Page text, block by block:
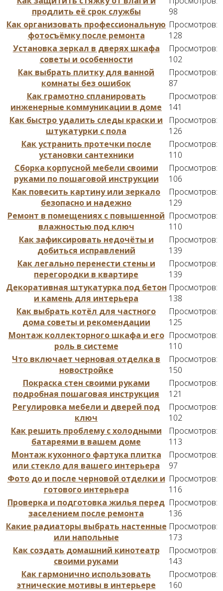
продлить её срок службы
98
Как организовать профессиональную
фотосъёмку после ремонта
Просмотров:
128
Установка зеркал в дверях шкафа
советы и особенности
Просмотров:
102
Как выбрать плитку для ванной
комнаты без ошибок
Просмотров:
87
Как грамотно спланировать
инженерные коммуникации в доме
Просмотров:
141
Как быстро удалить следы краски и
штукатурки с пола
Просмотров:
126
Как устранить протечки после
установки сантехники
Просмотров:
110
Сборка корпусной мебели своими
руками по пошаговой инструкции
Просмотров:
106
Как повесить картину или зеркало
безопасно и надежно
Просмотров:
129
Ремонт в помещениях с повышенной
влажностью под ключ
Просмотров:
110
Как зафиксировать недочёты и
добиться исправлений
Просмотров:
139
Как легально перенести стены и
перегородки в квартире
Просмотров:
139
Декоративная штукатурка под бетон
и камень для интерьера
Просмотров:
138
Как выбрать котёл для частного
дома советы и рекомендации
Просмотров:
125
Монтаж коллекторного шкафа и его
роль в системе
Просмотров:
110
Что включает черновая отделка в
новостройке
Просмотров:
150
Покраска стен своими руками
подробная пошаговая инструкция
Просмотров:
121
Регулировка мебели и дверей под
ключ
Просмотров:
102
Как решить проблему с холодными
батареями в вашем доме
Просмотров:
113
Монтаж кухонного фартука плитка
или стекло для вашего интерьера
Просмотров:
97
Фото до и после черновой отделки и
готового интерьера
Просмотров:
116
Проверка и подготовка жилья перед
заселением после ремонта
Просмотров:
136
Какие радиаторы выбрать настенные
или напольные
Просмотров:
173
Как создать домашний кинотеатр
своими руками
Просмотров:
143
Как гармонично использовать
этнические мотивы в интерьере
Просмотров:
160